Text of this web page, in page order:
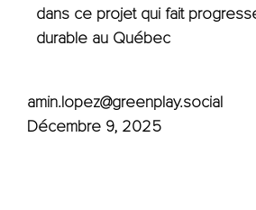
dans ce projet qui fait
durable au Québec
amin.lopez@greenplay.social
Décembre 9, 2025